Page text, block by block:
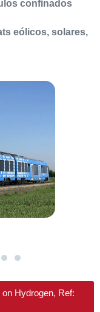
confinados
eólicos, solares,
de larga distancia
Hydrogen, Ref: